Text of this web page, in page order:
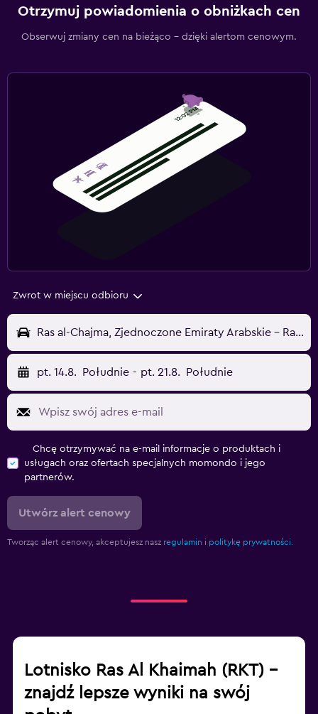
Otrzymuj powiadomienia o obniżkach cen
Obserwuj zmiany cen na bieżąco – dzięki alertom cenowym.
Zwrot w miejscu odbioru
Ras al-Chajma, Zjednoczone Emiraty Arabskie - Ras Al Khaimah (RKT)
pt. 14.8. Południe - pt. 21.8. Południe
Chcę otrzymywać na e-mail informacje o produktach i
usługach oraz ofertach specjalnych momondo i jego
partnerów.
Utwórz alert cenowy
Tworząc alert cenowy, akceptujesz nasz regulamin i politykę prywatności.
Lotnisko Ras Al Khaimah (RKT) –
znajdź lepsze wyniki na swój